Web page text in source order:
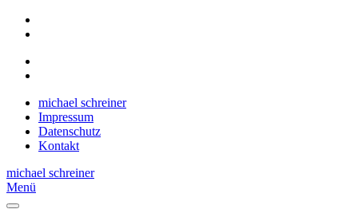
michael schreiner
Impressum
Datenschutz
Kontakt
michael schreiner
Menü